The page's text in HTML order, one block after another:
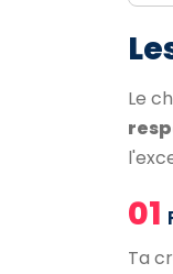
Le
01
Ta